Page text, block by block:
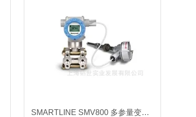
SMARTLINE SMV800 多参量变送器